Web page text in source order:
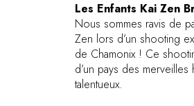
Les Enfants Kai Zen
Nous sommes ravis de
Zen lors d’un shooting
de Chamonix ! Ce
d’un pays des
talentueux.